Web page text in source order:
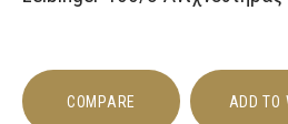
COMPARE ADD TO